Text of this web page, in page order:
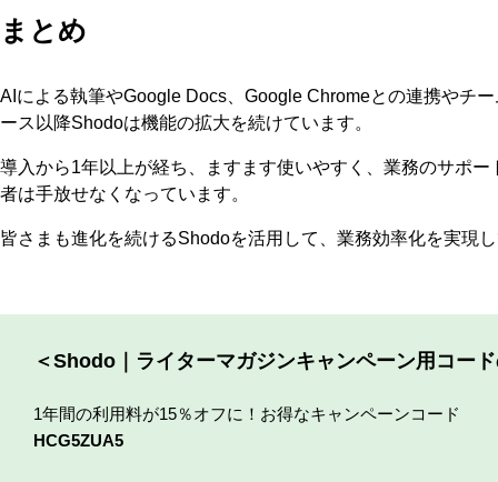
まとめ
AIによる執筆やGoogle Docs、Google Chromeとの連携やチ
ース以降Shodoは機能の拡大を続けています。
導入から1年以上が経ち、ますます使いやすく、業務のサポ
者は手放せなくなっています。
皆さまも進化を続けるShodoを活用して、業務効率化を実現
＜Shodo｜ライターマガジンキャンペーン用コー
1年間の利用料が15％オフに！お得なキャンペーンコード
HCG5ZUA5